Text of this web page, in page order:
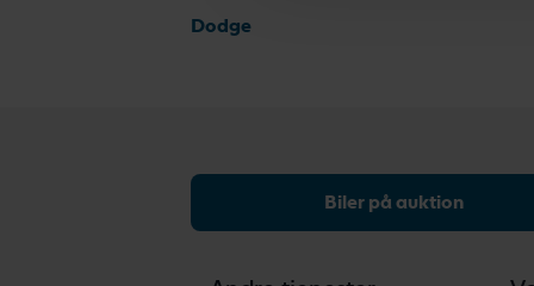
Dodge
Biler på auktion